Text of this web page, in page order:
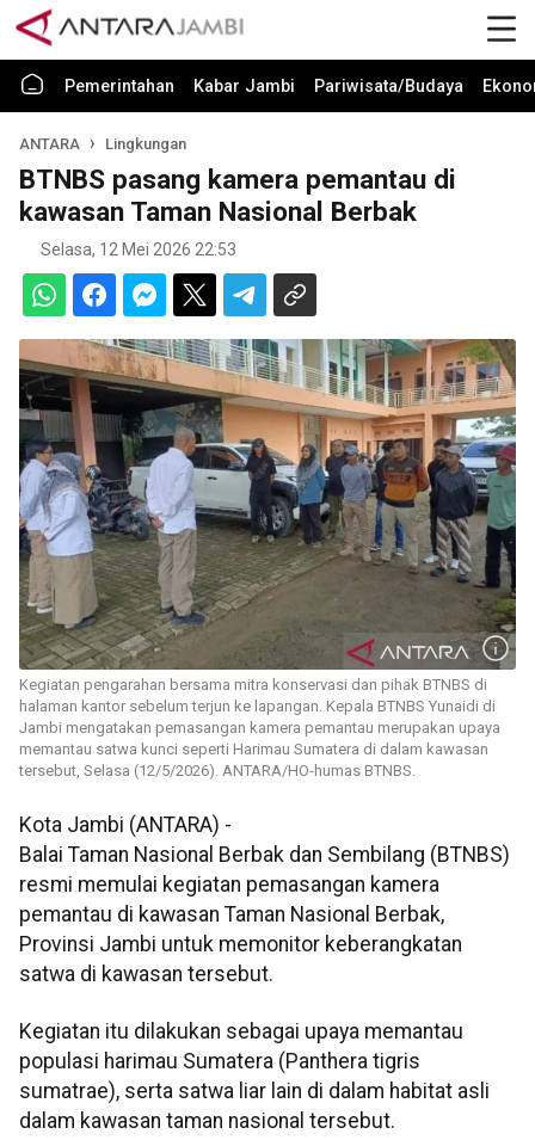
Pemerintahan Kabar Jambi Pariwisata/Budaya
ANTARA Lingkungan
BTNBS pasang kamera pemantau di
kawasan Taman Nasional Berbak
Selasa, 12 Mei 2026 22:53
Kegiatan pengarahan bersama mitra konservasi dan pihak BTNBS di
halaman kantor sebelum terjun ke lapangan. Kepala BTNBS Yunaidi di
Jambi mengatakan pemasangan kamera pemantau merupakan upaya
memantau satwa kunci seperti Harimau Sumatera di dalam kawasan
tersebut, Selasa (12/5/2026). ANTARA/HO-humas BTNBS.
Kota Jambi (ANTARA) -
Balai Taman Nasional Berbak dan Sembilang (BTNBS)
resmi memulai kegiatan pemasangan kamera
pemantau di kawasan Taman Nasional Berbak,
Provinsi Jambi untuk memonitor keberangkatan
satwa di kawasan tersebut.
Kegiatan itu dilakukan sebagai upaya memantau
populasi harimau Sumatera (Panthera tigris
sumatrae), serta satwa liar lain di dalam habitat asli
dalam kawasan taman nasional tersebut.